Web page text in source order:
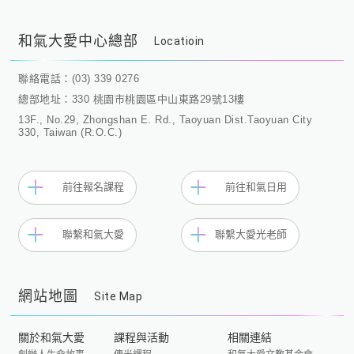
和氣大愛中心總部 Locatioin
聯絡電話：(03) 339 0276
總部地址：330 桃園市桃園區中山東路29號13樓
13F., No.29, Zhongshan E. Rd., Taoyuan Dist.Taoyuan City
330, Taiwan (R.O.C.)
前往報名課程 前往和氣日用
聯繫和氣大愛 聯繫大愛光老師
網站地圖 Site Map
關於和氣大愛 課程與活動 相關連結